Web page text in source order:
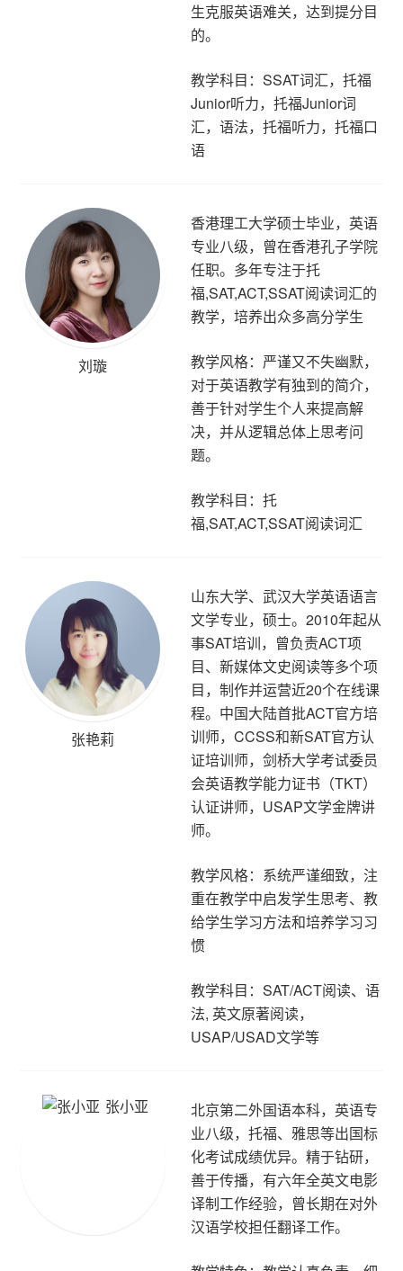
生克服英语难关，达到提分目
的。
教学科目：SSAT词汇，托福
Junior听力，托福Junior词
汇，语法，托福听力，托福口
语
刘璇
香港理工大学硕士毕业，英语
专业八级，曾在香港孔子学院
任职。多年专注于托
福,SAT,ACT,SSAT阅读词汇的
教学，培养出众多高分学生
教学风格：严谨又不失幽默，
对于英语教学有独到的简介，
善于针对学生个人来提高解
决，并从逻辑总体上思考问
题。
教学科目：托
福,SAT,ACT,SSAT阅读词汇
张艳莉
山东大学、武汉大学英语语言
文学专业，硕士。2010年起从
事SAT培训，曾负责ACT项
目、新媒体文史阅读等多个项
目，制作并运营近20个在线课
程。中国大陆首批ACT官方培
训师，CCSS和新SAT官方认
证培训师，剑桥大学考试委员
会英语教学能力证书（TKT）
认证讲师，USAP文学金牌讲
师。
教学风格：系统严谨细致，注
重在教学中启发学生思考、教
给学生学习方法和培养学习习
惯
教学科目：SAT/ACT阅读、语
法, 英文原著阅读，
USAP/USAD文学等
张小亚
北京第二外国语本科，英语专
业八级，托福、雅思等出国标
化考试成绩优异。精于钻研，
善于传播，有六年全英文电影
译制工作经验，曾长期在对外
汉语学校担任翻译工作。